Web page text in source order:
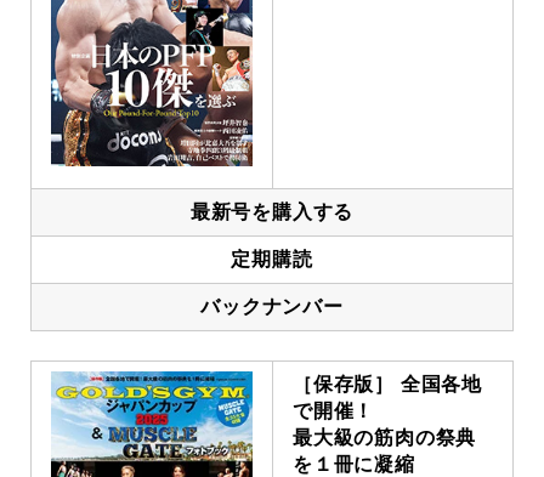
最新号を購入する
定期購読
バックナンバー
［保存版］ 全国各地
で開催！
最大級の筋肉の祭典
を１冊に凝縮